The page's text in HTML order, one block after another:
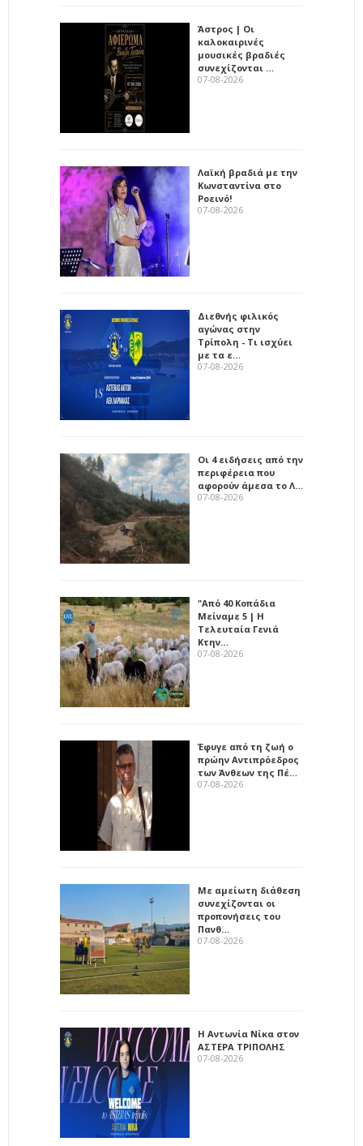
Άστρος | Οι
καλοκαιρινές
μουσικές βραδιές
συνεχίζονται …
07-08-2026
Λαϊκή βραδιά με την
Κωνσταντίνα στο
Ροεινό!
07-08-2026
Διεθνής φιλικός
αγώνας στην
Τρίπολη - Τι ισχύει
με τα ε…
07-08-2026
Οι 4 ειδήσεις από την
περιφέρεια που
αφορούν άμεσα το Λ…
07-08-2026
"Από 40 Κοπάδια
Μείναμε 5 | Η
Τελευταία Γενιά
Κτην…
07-08-2026
Έφυγε από τη ζωή ο
πρώην Αντιπρόεδρος
των Άνθεων της Πέ…
07-08-2026
Με αμείωτη διάθεση
συνεχίζονται οι
προπονήσεις του
Πανθ…
07-08-2026
Η Αντωνία Νίκα στον
ΑΣΤΕΡΑ ΤΡΙΠΟΛΗΣ
07-08-2026